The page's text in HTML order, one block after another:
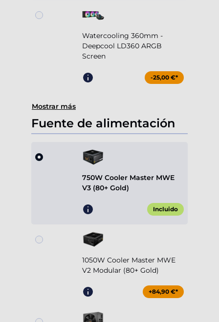
Watercooling 360mm -
Deepcool LD360 ARGB
Screen
-25,00 €*
Mostrar más
Fuente de alimentación
750W Cooler Master MWE
V3 (80+ Gold)
Incluido
1050W Cooler Master MWE
V2 Modular (80+ Gold)
+84,90 €*